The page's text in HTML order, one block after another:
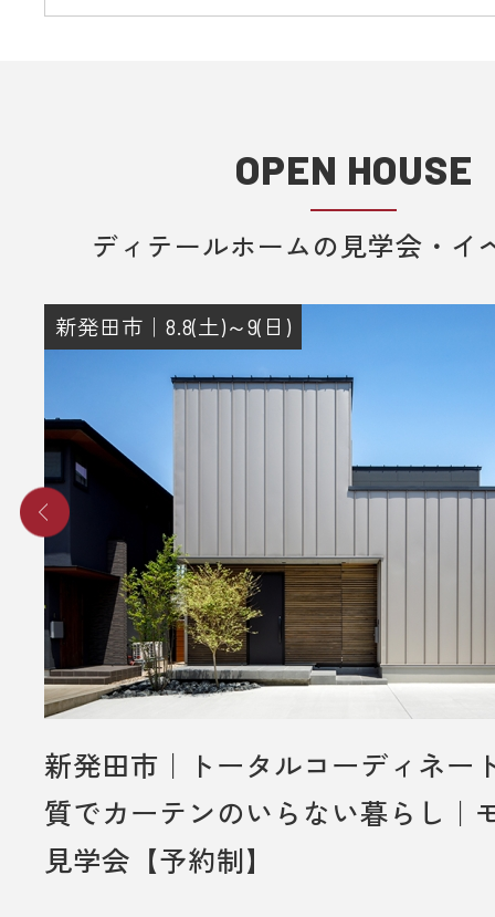
OPEN HOUSE
ディテールホームの見学会・イ
新発田市｜8.8(土)～9(日)
新発田市｜トータルコーディネー
質でカーテンのいらない暮らし｜
見学会【予約制】